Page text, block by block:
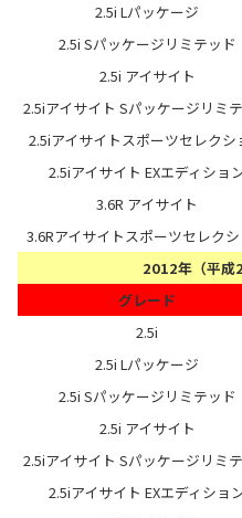
2.5i Lパッケージ
2.5i Sパッケージリミテッド
2.5i アイサイト
2.5iアイサイト Sパッケージリミ
2.5iアイサイトスポーツセレクシ
2.5iアイサイト EXエディショ
3.6R アイサイト
3.6Rアイサイトスポーツセレク
2012年（平成
グレード
2.5i
2.5i Lパッケージ
2.5i Sパッケージリミテッド
2.5i アイサイト
2.5iアイサイト Sパッケージリミ
2.5iアイサイト EXエディショ